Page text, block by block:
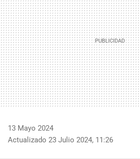
13 Mayo 2024
Actualizado 23 Julio 2024, 11:26